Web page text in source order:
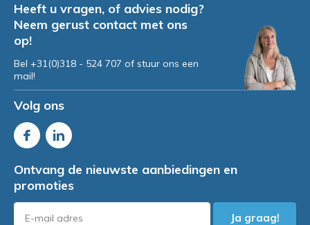
Heeft u vragen, of advies nodig?
Neem gerust contact met ons
op!
Bel +31(0)318 - 524 707 of stuur ons een
mail!
Volg ons
Ontvang de nieuwste aanbiedingen en
promoties
Ja graag!